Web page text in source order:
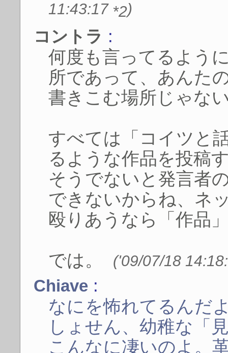
11:43:17 *2)
コントラ :
何度も言ってるよう
所であって、あんた
書きこむ場所じゃな
すべては「コイツと
るような作品を投稿
そうでないと発言者
できないからね、ネ
殴りあうなら「作品
では。 ('09/07/18
Chiave :
なにを怖れてるんだ
しょせん、幼稚な「
こんなに凄いのよ。